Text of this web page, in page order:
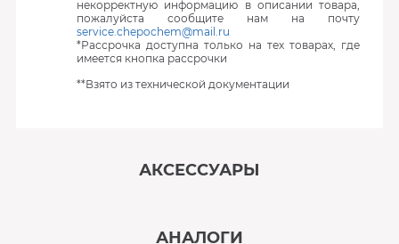
некорректную информацию в описании товара,
пожалуйста сообщите нам на почту
service.chepochem@mail.ru
*Рассрочка доступна только на тех товарах, где
имеется кнопка рассрочки
**Взято из технической документации
АКСЕССУАРЫ
АНАЛОГИ